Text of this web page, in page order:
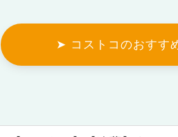
➤ コストコのおすす